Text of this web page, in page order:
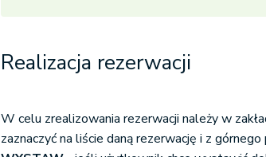
Realizacja rezerwacji
W celu zrealizowania rezerwacji należy w
zaznaczyć na liście daną rezerwację i z